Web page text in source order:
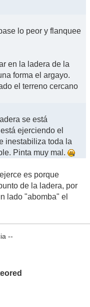
lo peor y flanquee
en la ladera de la
forma el argayo.
el terreno cercano
se está
ejerciendo el
inestabiliza toda la
Pinta muy mal.
es porque
de la ladera, por
lado "abomba" el
--